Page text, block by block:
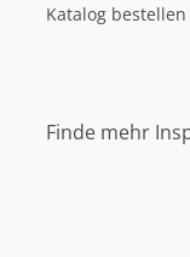
Katalog bestellen
Finde mehr